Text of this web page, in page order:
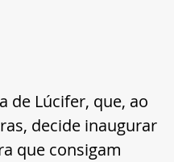
de Lúcifer, que, ao
decide inaugurar
que consigam